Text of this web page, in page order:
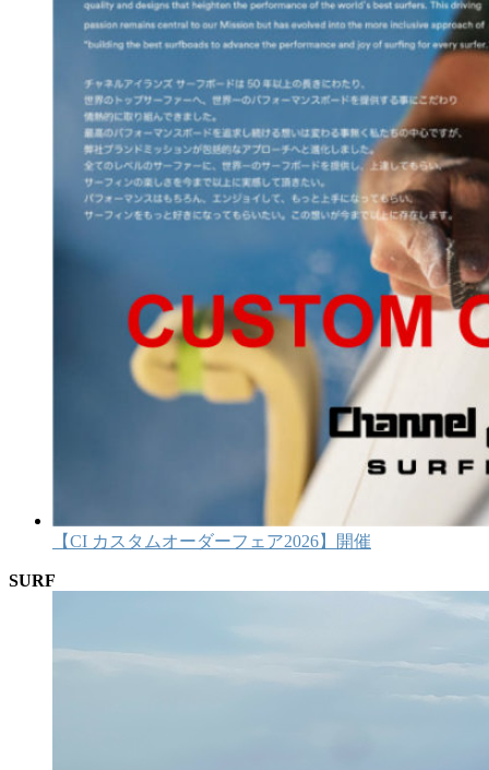
【CI カスタムオーダーフェア2026】開催
SURF